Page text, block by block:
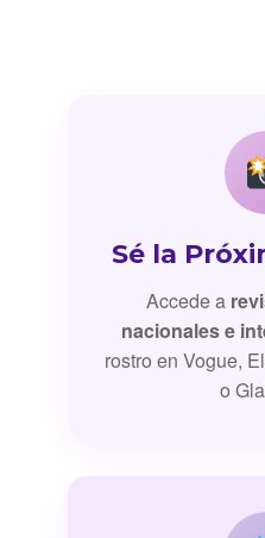
Sé la
Accede a
nacionales e
rostro en Vogue,
o